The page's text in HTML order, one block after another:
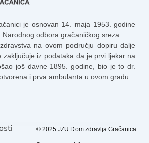
je osnovan 14. maja 1953. godine
odbora gračaničkog sreza.
na ovom području dopiru dalje
zaključuje iz podataka da je prvi ljekar na
još davne 1895. godine, bio je to dr.
i prva ambulanta u ovom gradu.
© 2025 JZU Dom zdravlja Gračanica.